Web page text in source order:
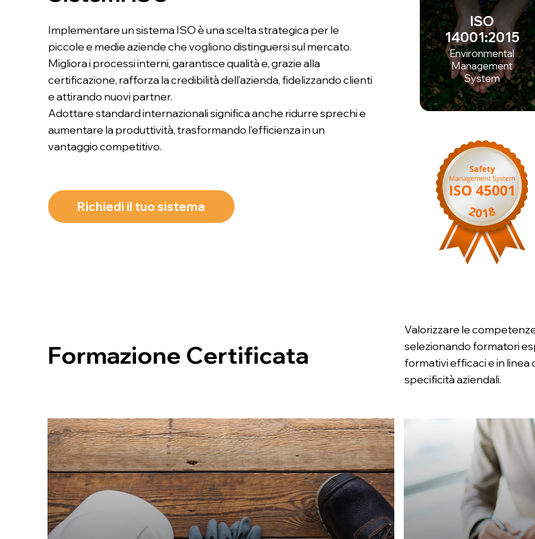
Implementare un sistema ISO è una scelta strategica per le
piccole e medie aziende che vogliono distinguersi sul mercato.
Migliora i processi interni, garantisce qualità e, grazie alla
certificazione, rafforza la credibilità dell’azienda, fidelizzando clienti
e attirando nuovi partner.
Adottare standard internazionali significa anche ridurre sprechi e
aumentare la produttività, trasformando l’efficienza in un
vantaggio competitivo.
ISO
14001:2015
Environmental
Management
System
Formazione Certificata
Valorizzare le
selezionando formatori
formativi efficaci e in linea
specificità aziendali.